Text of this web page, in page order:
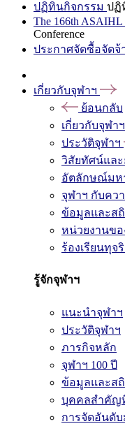
ปฏิทินกิจกรรม ปฏิ
The 166th ASAIHL
Conference
ประกาศจัดซื้อจัดจ้
เกี่ยวกับจุฬาฯ
ย้อนกลับ
เกี่ยวกับจุฬาฯ
ประวัติจุฬาฯ
วิสัยทัศน์แล
อัตลักษณ์มห
จุฬาฯ กับคว
ข้อมูลและส
หน่วยงานขอ
ร้องเรียนทุ
รู้จักจุฬาฯ
แนะนำจุฬาฯ
ประวัติจุฬาฯ
ภารกิจหลัก
จุฬาฯ 100 ปี
ข้อมูลและส
บุคคลสำคัญ
การจัดอันดั